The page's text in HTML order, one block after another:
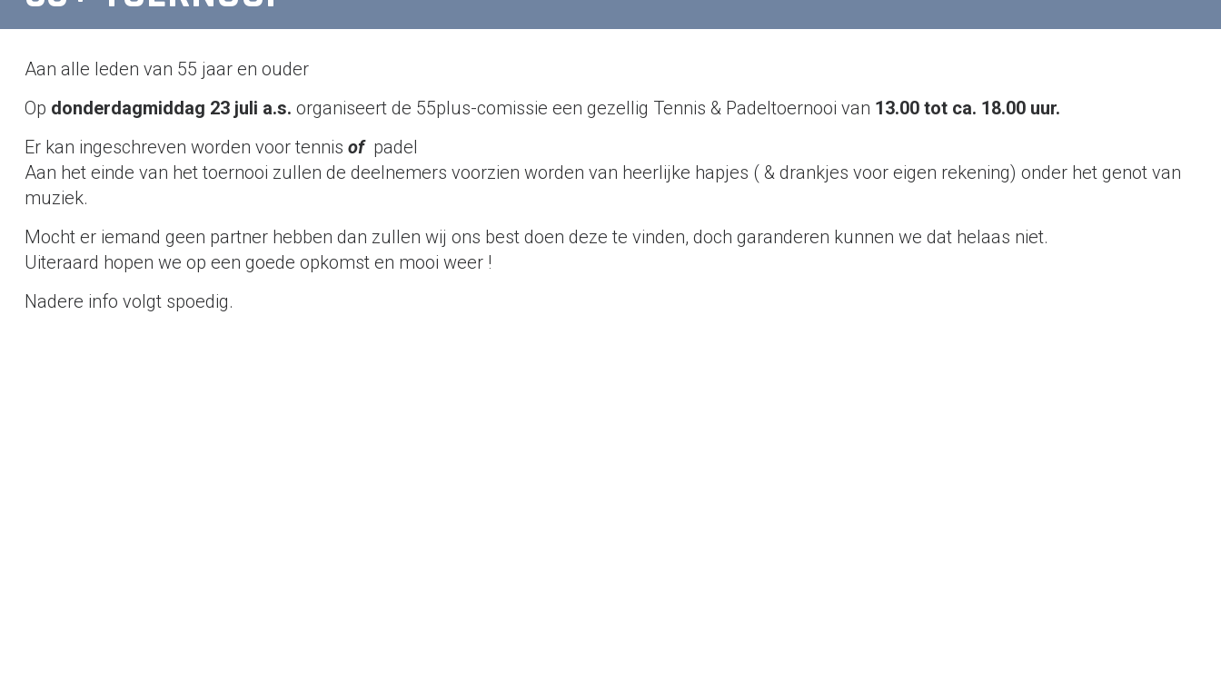
Aan alle leden van 55 jaar en ouder
Op donderdagmiddag 23 juli a.s. organiseert de 55plus-comissie een gezellig Tennis & Padeltoernooi van 13.00 tot ca. 18.00 uur.
Er kan ingeschreven worden voor tennis of padel
Aan het einde van het toernooi zullen de deelnemers voorzien worden van heerlijke hapjes ( & drankjes voor eigen rekening) onder het genot van
muziek.
Mocht er iemand geen partner hebben dan zullen wij ons best doen deze te vinden, doch garanderen kunnen we dat helaas niet.
Uiteraard hopen we op een goede opkomst en mooi weer !
Nadere info volgt spoedig.